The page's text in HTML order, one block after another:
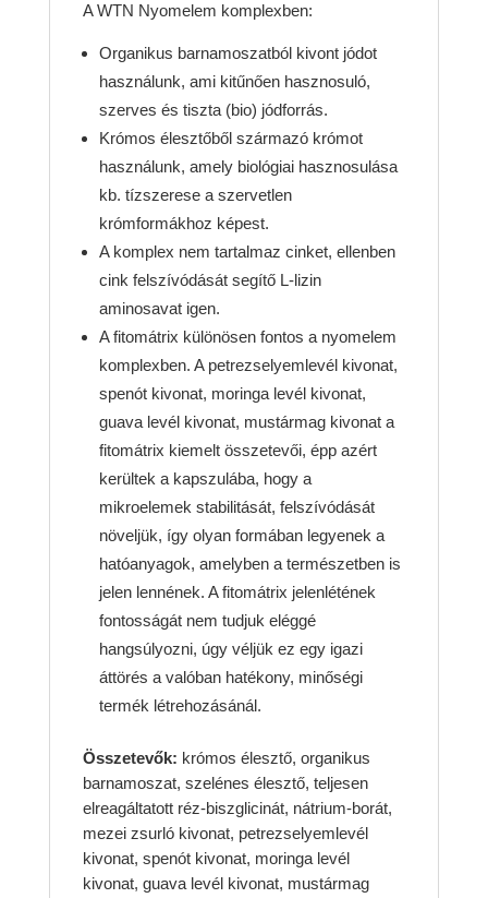
A WTN Nyomelem komplexben:
Organikus barnamoszatból kivont jódot
használunk, ami kitűnően hasznosuló,
szerves és tiszta (bio) jódforrás.
Krómos élesztőből származó krómot
használunk, amely biológiai hasznosulása
kb. tízszerese a szervetlen
krómformákhoz képest.
A komplex nem tartalmaz cinket, ellenben
cink felszívódását segítő L-lizin
aminosavat igen.
A fitomátrix különösen fontos a nyomelem
komplexben. A petrezselyemlevél kivonat,
spenót kivonat, moringa levél kivonat,
guava levél kivonat, mustármag kivonat a
fitomátrix kiemelt összetevői, épp azért
kerültek a kapszulába, hogy a
mikroelemek stabilitását, felszívódását
növeljük, így olyan formában legyenek a
hatóanyagok, amelyben a természetben is
jelen lennének. A fitomátrix jelenlétének
fontosságát nem tudjuk eléggé
hangsúlyozni, úgy véljük ez egy igazi
áttörés a valóban hatékony, minőségi
termék létrehozásánál.
Összetevők: krómos élesztő, organikus
barnamoszat, szelénes élesztő, teljesen
elreagáltatott réz-biszglicinát, nátrium-borát,
mezei zsurló kivonat, petrezselyemlevél
kivonat, spenót kivonat, moringa levél
kivonat, guava levél kivonat, mustármag